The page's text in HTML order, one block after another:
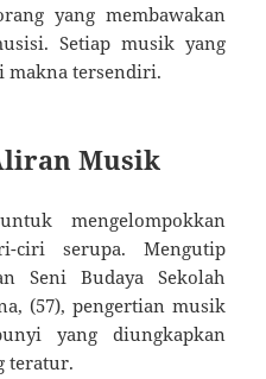
yang membawakan
Setiap musik yang
tersendiri.
Musik
mengelompokkan
ciri serupa. Mengutip
Seni Budaya Sekolah
(57), pengertian musik
yang diungkapkan
teratur.